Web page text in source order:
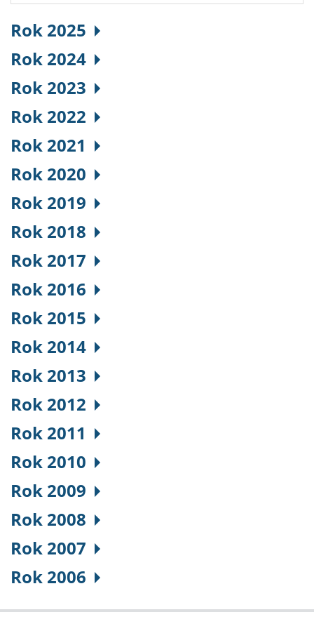
Rok 2025
Rok 2024
Rok 2023
Rok 2022
Rok 2021
Rok 2020
Rok 2019
Rok 2018
Rok 2017
Rok 2016
Rok 2015
Rok 2014
Rok 2013
Rok 2012
Rok 2011
Rok 2010
Rok 2009
Rok 2008
Rok 2007
Rok 2006